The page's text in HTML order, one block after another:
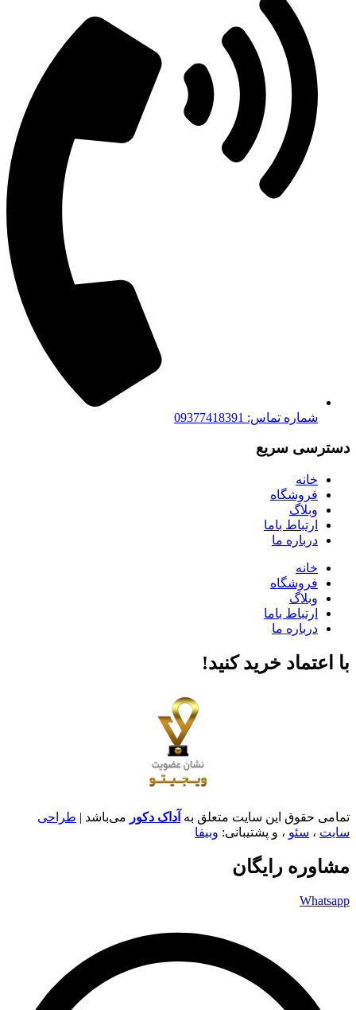
شماره تماس: 09377418391
دسترسی سریع
خانه
فروشگاه
وبلاگ
ارتباط باما
درباره ما
خانه
فروشگاه
وبلاگ
ارتباط باما
درباره ما
با اعتماد خرید کنید‌!
تمامی حقوق این سایت متعلق به آداک دکور می‌باشد | طراحی
سایت ، سئو ، و پشتیبانی: وبیفا
مشاوره رایگان
Whatsapp